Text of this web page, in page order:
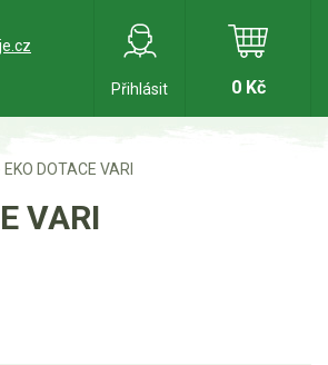
Přihlásit
0 Kč
DOTACE VARI
VARI